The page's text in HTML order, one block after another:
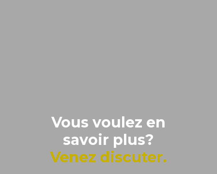
Vous voulez en
savoir plus?
Venez discuter.